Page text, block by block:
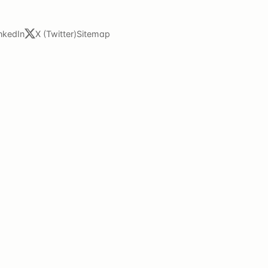
X (Twitter)Sitemap